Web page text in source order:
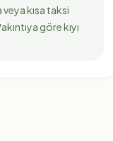
veya kısa taksi
göre kıyı